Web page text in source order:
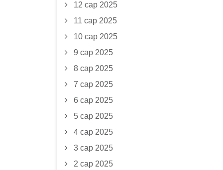
12 сар 2025
11 сар 2025
10 сар 2025
9 сар 2025
8 сар 2025
7 сар 2025
6 сар 2025
5 сар 2025
4 сар 2025
3 сар 2025
2 сар 2025